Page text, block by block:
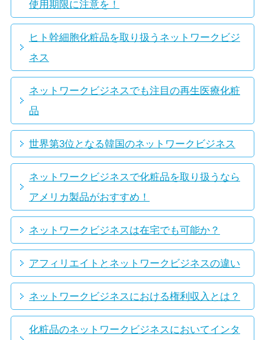
使用期限に注意を！
ヒト幹細胞化粧品を取り扱うネットワークビジ
ネス
ネットワークビジネスでも注目の再生医療化粧
品
世界第3位となる韓国のネットワークビジネス
ネットワークビジネスで化粧品を取り扱うなら
アメリカ製品がおすすめ！
ネットワークビジネスは在宅でも可能か？
アフィリエイトとネットワークビジネスの違い
ネットワークビジネスにおける権利収入とは？
化粧品のネットワークビジネスにおいてインタ